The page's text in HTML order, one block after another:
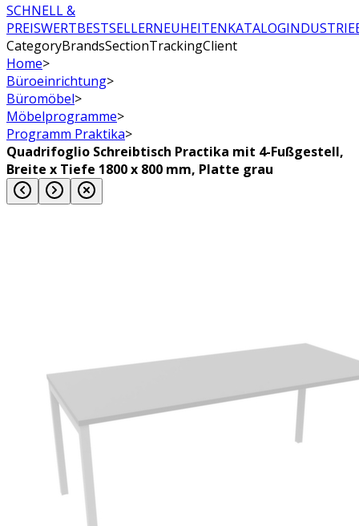
SCHNELL &
PREISWERTBESTSELLERNEUHEITENKATALOG
CategoryBrandsSectionTrackingClient
Home>
Büroeinrichtung>
Büromöbel>
Möbelprogramme>
Programm Praktika>
Quadrifoglio Schreibtisch Practika mit 4-Fußgestell,
Breite x Tiefe 1800 x 800 mm, Platte grau